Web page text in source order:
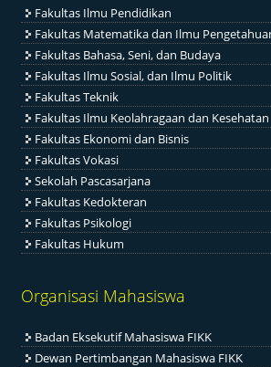
Fakultas Ilmu Pendidikan
Fakultas Matematika dan Ilmu
Fakultas Bahasa, Seni, dan Budaya
Fakultas Ilmu Sosial, dan Ilmu Politik
Fakultas Teknik
Fakultas Ilmu Keolahragaan dan Kesehatan
Fakultas Ekonomi dan Bisnis
Fakultas Vokasi
Sekolah Pascasarjana
Fakultas Kedokteran
Fakultas Psikologi
Fakultas Hukum
Organisasi Mahasiswa
Badan Eksekutif Mahasiswa FIKK
Dewan Pertimbangan Mahasiswa FIKK